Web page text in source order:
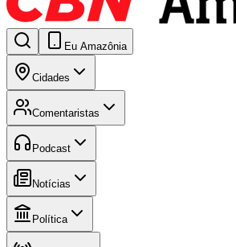
Eu Amazônia
Cidades
Comentaristas
Podcast
Notícias
Política